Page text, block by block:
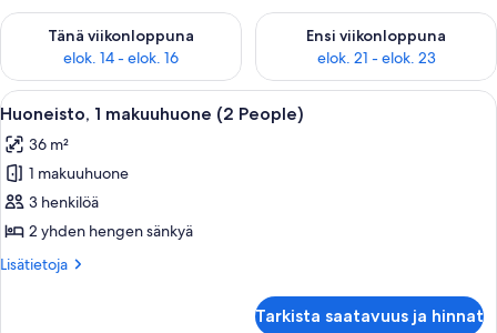
Tänä viikonloppuna
elok. 14 - elok. 16
Tarkista tämän viikonlopun saatavuus elok. 14 - elok. 16
Ensi viikonloppuna
elok. 21 - elok. 23
Tarkista ensi viikonlopun
Avaa
kaikki
huonetyypin
Huoneisto,
1
makuuhuone
(2
People)
Moderni hotellihuone, jossa on
7
Huoneisto, 1 makuuhuone (2 People)
36 m²
1 makuuhuone
3 henkilöä
2 yhden hengen sänkyä
Lisätietoja
Lisätietoja
Tarkista saatavuus ja hinnat